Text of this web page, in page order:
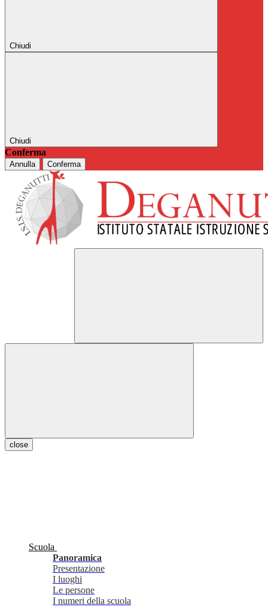
Chiudi
Chiudi
Conferma
Annulla Conferma
close
Scuola
Panoramica
Presentazione
I luoghi
Le persone
I numeri della scuola